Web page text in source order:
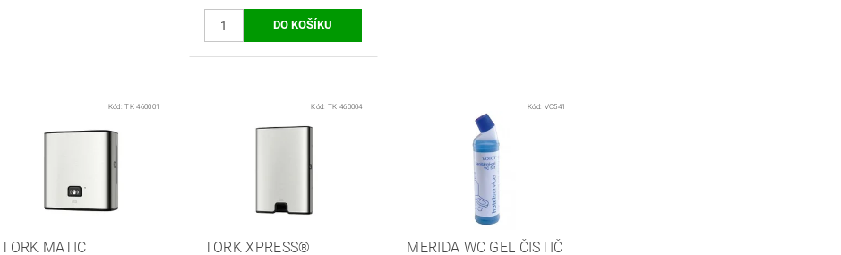
Kód:TK 460001
TORK MATIC
Kód: TK 460004
TORK XPRESS®
Kód: VC541
MERIDA WC GEL ČISTIČ